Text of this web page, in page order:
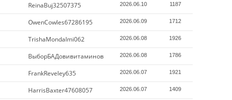
ReinaBuj32507375 2026.06.10 1187
OwenCowles67286195 2026.06.09 1712
TrishaMondalmi062 2026.06.08 1926
ВыборБАДовивитаминов 2026.06.08 1786
FrankReveley635 2026.06.07 1921
HarrisBaxter47608057 2026.06.07 1409